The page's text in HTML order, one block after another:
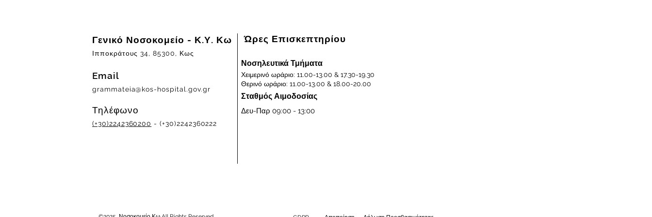
Γενικό Νοσοκομείο - Κ.Υ. Κω
Ιπποκράτους 34, 85300, Κως
Email
grammateia@kos-hospital.gov.gr
Τηλέφωνο
(+30)2242360200 - (+30)2242360222
Ώρες Επισκεπτηρίου
Νοσηλευτικά Τμήματα
Χειμερινό ωράριο: 11.00-13.00 & 17.30-19.30
Θερινό ωράριο: 11.00-13.00 & 18.00-20.00
Σταθμός Αιμοδοσίας
Δευ-Παρ 09:00 - 13:00